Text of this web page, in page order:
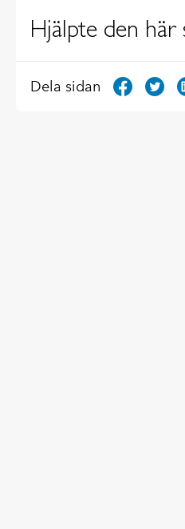
Hjälpte den här
Dela sidan